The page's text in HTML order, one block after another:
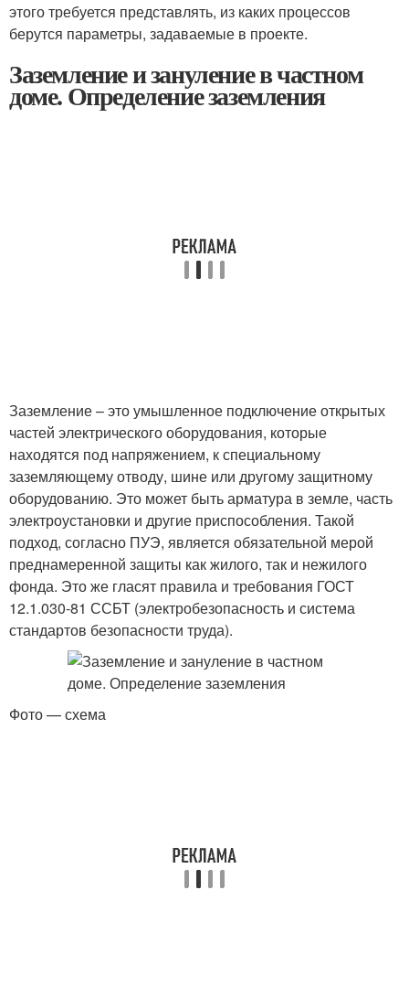
этого требуется представлять, из каких процессов
берутся параметры, задаваемые в проекте.
Заземление и зануление в частном
доме. Определение заземления
Заземление – это умышленное подключение открытых
частей электрического оборудования, которые
находятся под напряжением, к специальному
заземляющему отводу, шине или другому защитному
оборудованию. Это может быть арматура в земле, часть
электроустановки и другие приспособления. Такой
подход, согласно ПУЭ, является обязательной мерой
преднамеренной защиты как жилого, так и нежилого
фонда. Это же гласят правила и требования ГОСТ
12.1.030-81 ССБТ (электробезопасность и система
стандартов безопасности труда).
Фото — схема